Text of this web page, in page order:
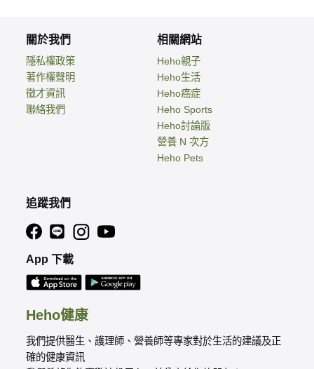
Heho健康
我們提供醫生、護理師、營養師等專家對於生活的建議及正
確的健康資訊
關於我們
隱私權政策
著作權聲明
徵才資訊
聯絡我們
相關網站
Heho親子
Heho生活
Heho癌症
Heho Sports
Heho討論版
營養 N 次方
Heho Pets
追蹤我們
App 下載